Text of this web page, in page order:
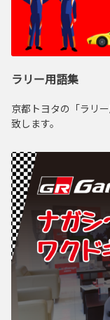
ラリー用語集
京都トヨタの「ラリ
致します。